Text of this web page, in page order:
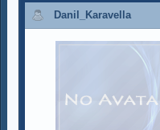
Danil_Karavella